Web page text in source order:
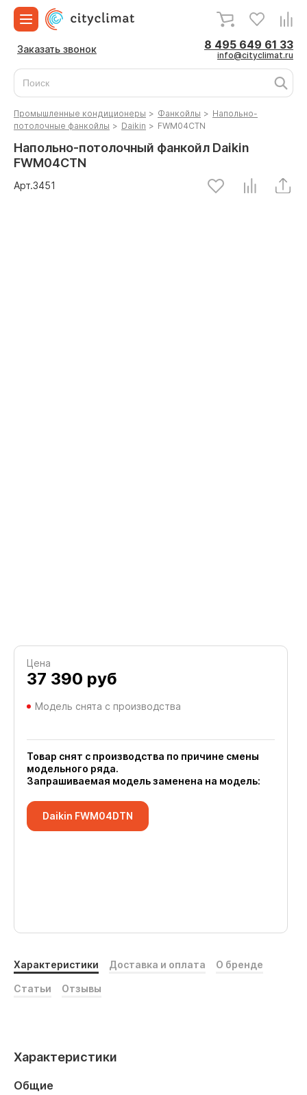
Заказать звонок 8 495 649 61 33
info@cityclimat.ru
Промышленные кондиционеры > Фанкойлы > Напольно-
потолочные фанкойлы > Daikin > FWM04CTN
Напольно-потолочный фанкойл Daikin
FWM04CTN
Арт.3451
Цена
37 390 руб
Модель снята с производства
Товар снят с производства по причине смены
модельного ряда.
Запрашиваемая модель заменена на модель:
Daikin FWM04DTN
Характеристики Доставка и оплата О бренде
Статьи Отзывы
Характеристики
Общие